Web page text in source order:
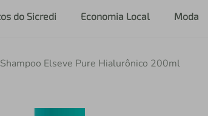
do Sicredi Economia Local Moda
Shampoo Elseve Pure Hialurônico 200ml